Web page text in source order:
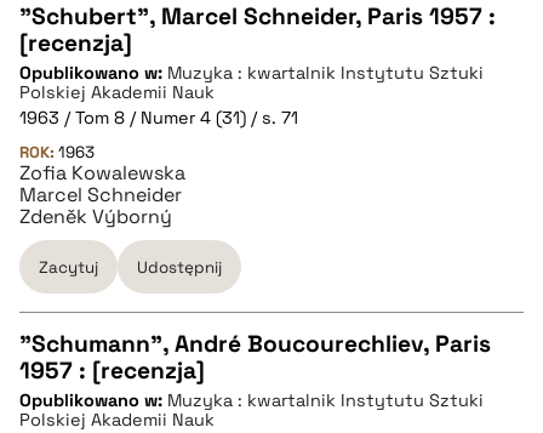
CZYSTY TEKST
pobierz cytat
BIBTEX
pobierz cytat
"Schubert", Marcel Schneider, Paris 1957 :
[recenzja]
Opublikowano w: Muzyka : kwartalnik Instytutu Sztuki
Polskiej Akademii Nauk
1963 / Tom 8 / Numer 4 (31) / s. 71
ROK: 1963
Zofia Kowalewska
Marcel Schneider
Zdeněk Výborný
Zacytuj Udostępnij
CZYSTY TEKST
"Schumann", André Boucourechliev, Paris
1957 : [recenzja]
Opublikowano w: Muzyka : kwartalnik Instytutu Sztuki
Polskiej Akademii Nauk